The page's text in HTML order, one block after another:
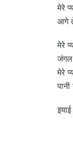
मेरे
आगे
मेरे
जंगल
मेरे
इयाई